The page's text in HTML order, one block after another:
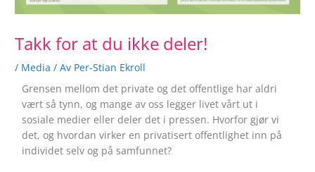
Takk for at du ikke deler!
/ Media / Av Per-Stian Ekroll
Grensen mellom det private og det offentlige har aldri
vært så tynn, og mange av oss legger livet vårt ut i
sosiale medier eller deler det i pressen. Hvorfor gjør vi
det, og hvordan virker en privatisert offentlighet inn på
individet selv og på samfunnet?